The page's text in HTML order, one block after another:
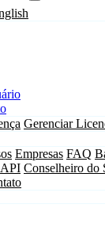
Gerenciar
Empresas FAQ
API Conselheiro do